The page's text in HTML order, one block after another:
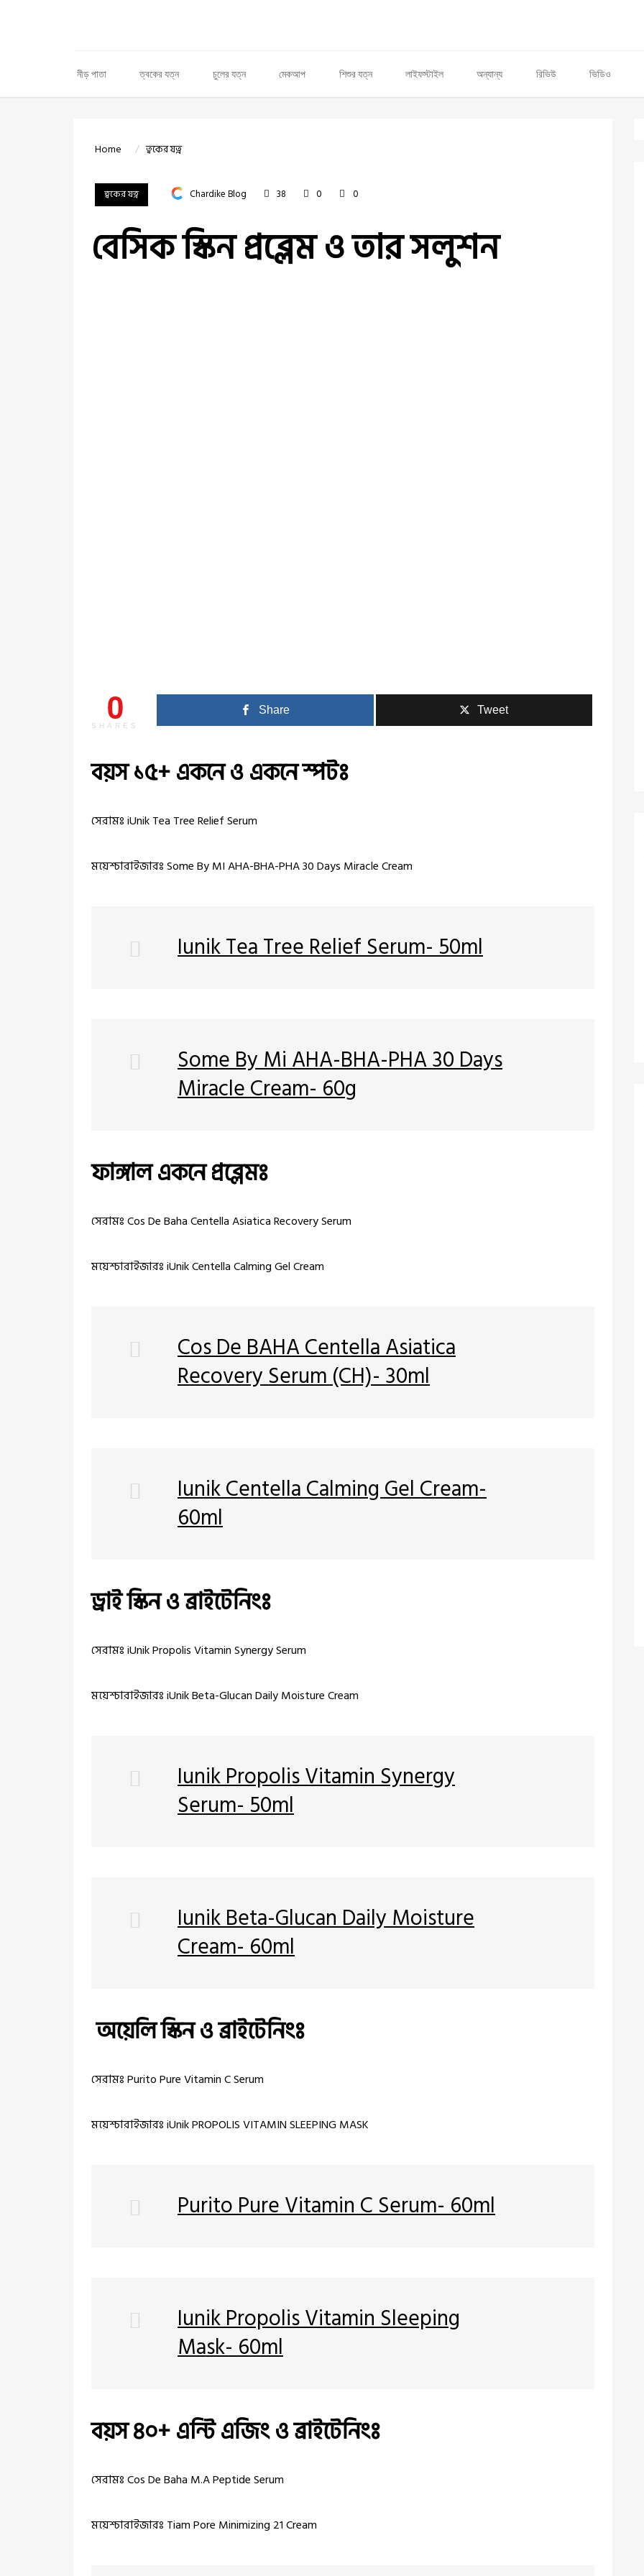
নীড় পাতা ত্বকের যত্ন চুলের যত্ন মেকআপ শিশুর যত্ন লাইফস্টাইল অন্যান্য রিভিউ ভিডিও
Home ত্বকের যত্ন
ত্বকের যত্ন Chardike Blog 38 0 0
বেসিক স্কিন প্রব্লেম ও তার সলুশন
0
SHARES
Share Tweet
বয়স ১৫+একনেও একনে স্পটঃ
সেরামঃ iUnik Tea Tree Relief Serum
ময়েশ্চারাইজারঃ Some By MI AHA-BHA-PHA 30 Days Miracle Cream
Iunik Tea Tree Relief Serum- 50ml
Some By Mi AHA-BHA-PHA 30 Days
Miracle Cream- 60g
ফাঙ্গাল একনে প্রব্লেমঃ
সেরামঃ Cos De Baha Centella Asiatica Recovery Serum
ময়েশ্চারাইজারঃ iUnik Centella Calming Gel Cream
Cos De BAHA Centella Asiatica
Recovery Serum (CH)- 30ml
Iunik Centella Calming Gel Cream-
60ml
ড্রাই স্কিন ও ব্রাইটেনিংঃ
সেরামঃ iUnik Propolis Vitamin Synergy Serum
ময়েশ্চারাইজারঃ iUnik Beta-Glucan Daily Moisture Cream
Iunik Propolis Vitamin Synergy
Serum- 50ml
Iunik Beta-Glucan Daily Moisture
Cream- 60ml
অয়েলি স্কিন ও ব্রাইটেনিংঃ
সেরামঃ Purito Pure Vitamin C Serum
ময়েশ্চারাইজারঃ iUnik PROPOLIS VITAMIN SLEEPING MASK
Purito Pure Vitamin C Serum- 60ml
Iunik Propolis Vitamin Sleeping
Mask- 60ml
বয়স ৪০+ এন্টি এজিং ও ব্রাইটেনিংঃ
সেরামঃ Cos De Baha M.A Peptide Serum
ময়েশ্চারাইজারঃ Tiam Pore Minimizing 21 Cream